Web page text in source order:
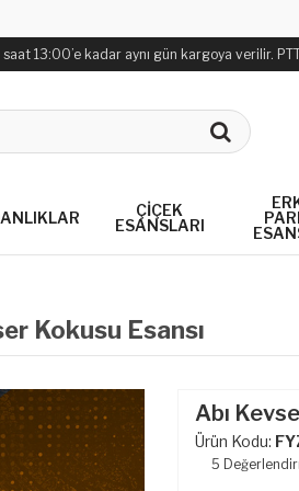
kadar aynı gün kargoya verilir. PTT
ÇIÇEK
ESANSLARI
Kokusu Esansı
Abı
Ürün Kodu:
5